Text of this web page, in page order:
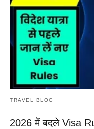
TRAVEL BLOG
2026 में बदले Visa